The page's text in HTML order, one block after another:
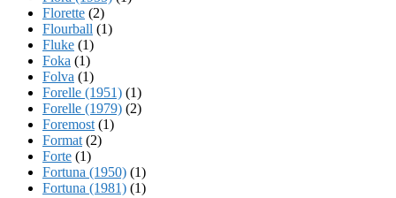
Florette (2)
Flourball (1)
Fluke (1)
Foka (1)
Folva (1)
Forelle (1951) (1)
Forelle (1979) (2)
Foremost (1)
Format (2)
Forte (1)
Fortuna (1950) (1)
Fortuna (1981) (1)